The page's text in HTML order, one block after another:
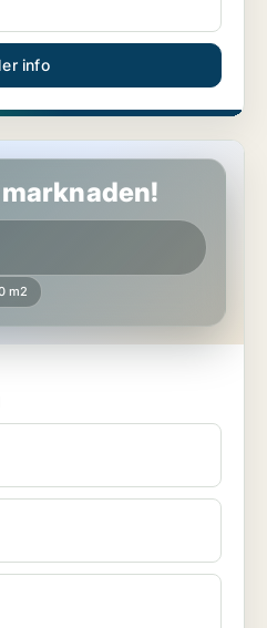
info
m2